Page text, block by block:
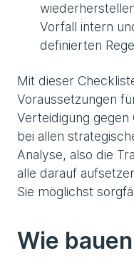
Vorfall intern
definierten
Mit dieser
Voraussetzungen
Verteidigung gegen
bei allen
Analyse, also die
alle darauf
Sie möglichst
Wie